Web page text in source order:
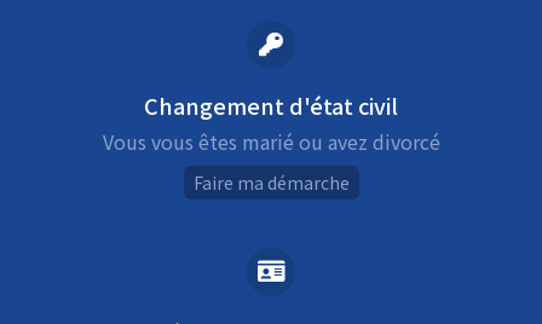
Changement d'état civil
Vous vous êtes marié ou avez divorcé
Faire ma démarche